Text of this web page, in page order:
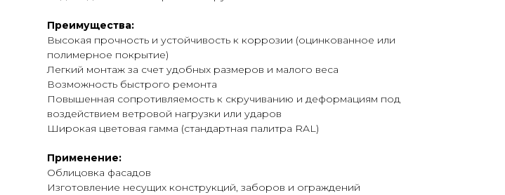
Преимущества:
Высокая прочность и устойчивость к коррозии (оцинкованное или
полимерное покрытие)
Легкий монтаж за счет удобных размеров и малого веса
Возможность быстрого ремонта
Повышенная сопротивляемость к скручиванию и деформациям под
воздействием ветровой нагрузки или ударов
Широкая цветовая гамма (стандартная палитра RAL)
Применение:
Облицовка фасадов
Изготовление несущих конструкций, заборов и ограждений